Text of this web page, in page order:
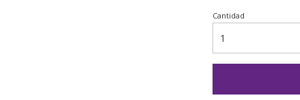
Cantidad